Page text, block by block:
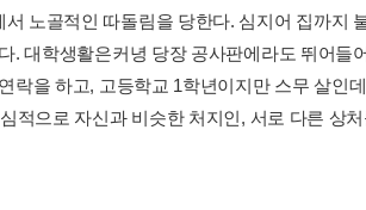
노골적인 따돌림을 당한다. 심지어 집까지
. 대학생활은커녕 당장 공사판에라도 뛰어들
락을 하고, 고등학교 1학년이지만 스무 살인
적으로 자신과 비슷한 처지인, 서로 다른 상